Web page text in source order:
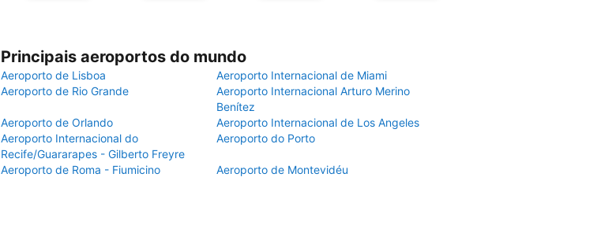
Principais aeroportos do mundo
Aeroporto de Lisboa
Aeroporto Internacional de Miami
Aeroporto de Rio Grande
Aeroporto Internacional Arturo Merino
Benítez
Aeroporto de Orlando
Aeroporto Internacional de Los Angeles
Aeroporto Internacional do
Recife/Guararapes - Gilberto Freyre
Aeroporto do Porto
Aeroporto de Roma - Fiumicino Aeroporto de Montevidéu